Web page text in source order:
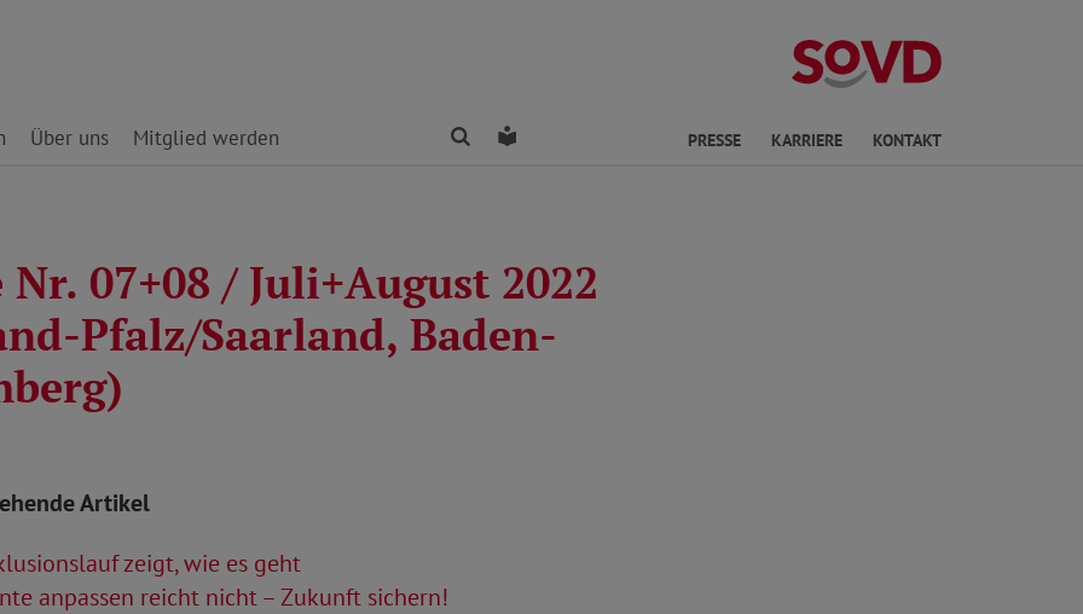
Über uns Mitglied werden FindenLeichte Sprache PRESSE KARRIERE KONTAKT
Nr. 07+08 / Juli+August 2022
Pfalz/Saarland, Baden-
Artikel
zeigt, wie es geht
anpassen reicht nicht – Zukunft sichern!